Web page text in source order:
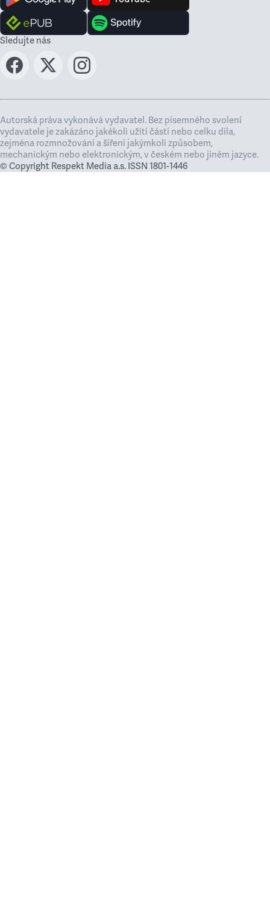
Sledujte nás
Autorská práva vykonává vydavatel. Bez písemného svolení
vydavatele je zakázáno jakékoli užití částí nebo celku díla,
zejména rozmnožování a šíření jakýmkoli způsobem,
mechanickým nebo elektronickým, v českém nebo jiném jazyce.
© Copyright Respekt Media a.s. ISSN 1801-1446